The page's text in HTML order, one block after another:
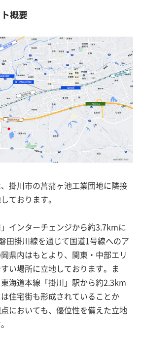
概要
掛川市の菖蒲ヶ池工業団地に隣接
ております。
インターチェンジから約3.7kmに
田掛川線を通じて国道1号線へのア
県内はもとより、関東・中部エリ
い場所に立地しております。ま
海道本線「掛川」駅から約2.3km
住宅街も形成されていることか
においても、優位性を備えた立地